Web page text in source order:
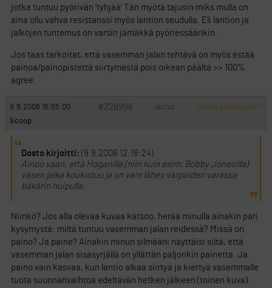
jotka tuntuu pyörivän ’tyhjää’ Tän myötä tajusin miks mulla on
aina ollu vahva resistanssi myös lantion seudulla. Eli lantion ja
jalkojen tuntemus on varsin jämäkkä pyöriessäänkin.
Jos taas tarkoitat, että vasemman jalan tehtävä on myös estää
painoa/painopistettä siirtymästä pois oikean päältä >> 100%
agree.
9.9.2008 15:55:00 #228996 VASTAA ILMOITA ASIATON VIESTI
Scoop
Dosto kirjoitti: (9.9.2008 12:18:24)
Ainoo vaan, että Hoganilla (niin kuin esim. Bobby Jonesilla)
vasen jalka koukistuu ja on vain lähes varpaiden varassa
bäkärin huipulla.
Niinkö? Jos alla olevaa kuvaa katsoo, herää minulla ainakin pari
kysymystä: miltä tuntuu vasemman jalan reidessä? Missä on
paino? Ja paine? Ainakin minun silmääni näyttäisi siltä, että
vasemman jalan sisäsyrjällä on yllättän paljonkin painetta. Ja
paino vain kasvaa, kun lantio alkaa siirtyä ja kiertyä vasemmalle
tuota suunnanvaihtoa edeltävän hetken jälkeen (toinen kuva).